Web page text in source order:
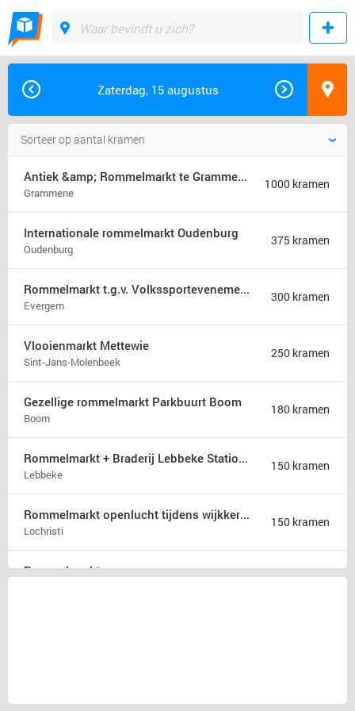
Zaterdag, 15 augustus
Antiek &amp; Rommelmarkt te Grammene
Grammene
1000 kramen
Internationale rommelmarkt Oudenburg
Oudenburg
375 kramen
Rommelmarkt t.g.v. Volkssportevenement
Evergem
300 kramen
Vlooienmarkt Mettewie
Sint-Jans-Molenbeek
250 kramen
Gezellige rommelmarkt Parkbuurt Boom
Boom
180 kramen
Rommelmarkt + Braderij Lebbeke Stationsstraatkermis
Lebbeke
150 kramen
Rommelmarkt openlucht tijdens wijkkermis Lochristi
Lochristi
150 kramen
Rommelmarkt 150 kramen